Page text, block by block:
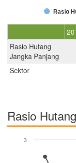
Rasio
Rasio Hutang
Jangka Panjang
Sektor
Rasio
3